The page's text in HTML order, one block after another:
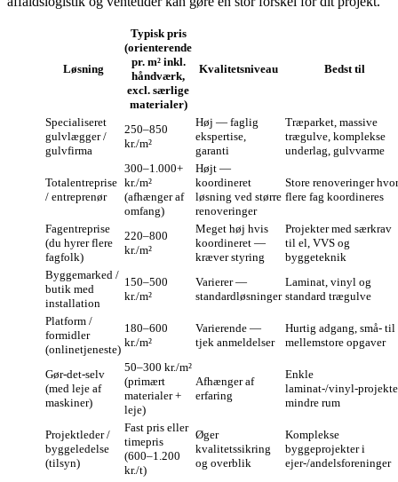
Løsning
Typisk pris
(orienterende
pr. m² inkl.
håndværk,
excl. særlige
materialer)
Kvalitetsniveau Bedst til
Specialiseret
gulvlægger /
gulvfirma
250–850
kr./m²
Høj — faglig
ekspertise,
garanti
Træparket, massive
trægulve, komplekse
underlag, gulvvarme
Totalentreprise
/ entreprenør
300–1.000+
kr./m²
(afhænger af
omfang)
Højt —
koordineret
løsning ved større
renoveringer
Store renoveringer hvor
flere fag koordineres
Fagentreprise
(du hyrer flere
fagfolk)
220–800
kr./m²
Meget høj hvis
koordineret —
kræver styring
Projekter med særkrav
til el, VVS og
byggeteknik
Byggemarked /
butik med
installation
150–500
kr./m²
Varierer —
standardløsninger
Laminat, vinyl og
standard trægulve
Platform /
formidler
(onlinetjeneste)
180–600
kr./m²
Varierende —
tjek anmeldelser
Hurtig adgang, små- til
mellemstore opgaver
Gør‑det‑selv
(med leje af
maskiner)
50–300 kr./m²
(primært
materialer +
leje)
Afhænger af
erfaring
Enkle
laminat-/
mindre rum
Projektleder /
byggeledelse
(tilsyn)
Fast pris eller
timepris
(600–1.200
kr./t)
Øger
kvalitetssikring
og overblik
Komplekse
byggeprojekter i
ejer-/andelsforeninger